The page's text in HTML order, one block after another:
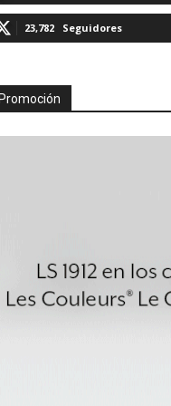
23,782 Seguidores